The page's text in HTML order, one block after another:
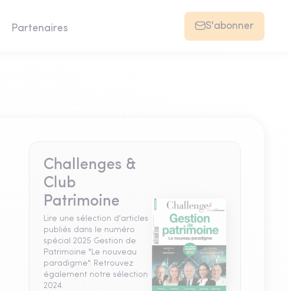
Partenaires S'abonner
Challenges &
Club
Patrimoine
Lire une sélection d'articles
publiés dans le numéro
spécial 2025 Gestion de
Patrimoine "Le nouveau
paradigme". Retrouvez
également notre sélection
2024.